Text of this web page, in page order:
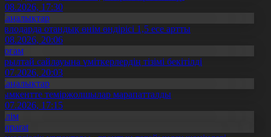
17:30
отандық өнім өндірісі 1,5 есе артты
20:06
сайлауына үміткерлердің тізімі бекітілді
20:03
теміржолшылар марапатталды
17:15